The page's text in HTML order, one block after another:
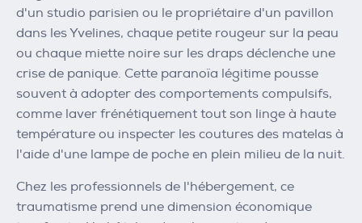
d'un studio parisien ou le propriétaire d'un pavillon
dans les Yvelines, chaque petite rougeur sur la peau
ou chaque miette noire sur les draps déclenche une
crise de panique. Cette paranoïa légitime pousse
souvent à adopter des comportements compulsifs,
comme laver frénétiquement tout son linge à haute
température ou inspecter les coutures des matelas à
l'aide d'une lampe de poche en plein milieu de la nuit.
Chez les professionnels de l'hébergement, ce
traumatisme prend une dimension économique